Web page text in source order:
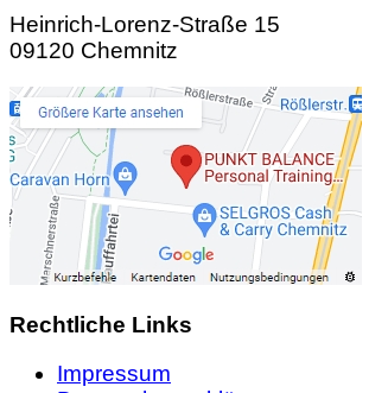
Heinrich-Lorenz-Straße 15
09120 Chemnitz
Rechtliche Links
Impressum